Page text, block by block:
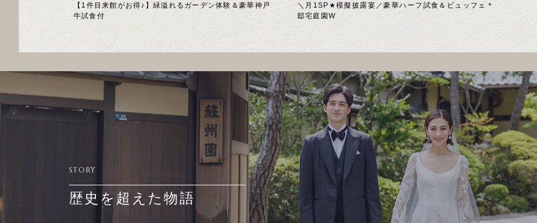
【1件目来館がお得♪】緑溢れるガーデン体験＆豪華神戸
牛試食付
＼月1SP★模擬披露宴／豪華ハーフ試食＆ビュッフェ＊
邸宅庭園W
STORY
歴史を超えた物語